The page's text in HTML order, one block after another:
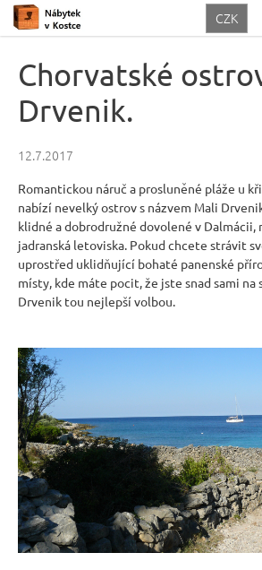
Přejít
CZK
Chorvatské
Drvenik.
12.7.2017
Romantickou náruč a prosluněné pláže u
nabízí nevelký ostrov s názvem Mali
klidné a dobrodružné dovolené v Dalmácii,
jadranská letoviska. Pokud chcete strávit
uprostřed uklidňující bohaté panenské
místy, kde máte pocit, že jste snad sami na
Drvenik tou nejlepší volbou.
o
C
o
p
t
ř
e
b
u
e
t
e
n
a
j
í
t
?